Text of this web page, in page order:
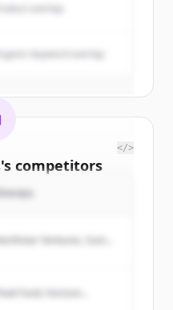
Organic keyword overlap
's competitors
all
trial credits to
Account
</>
นักลงทุน
Northstar Ventures, Summit
Peak Fund, Horizon